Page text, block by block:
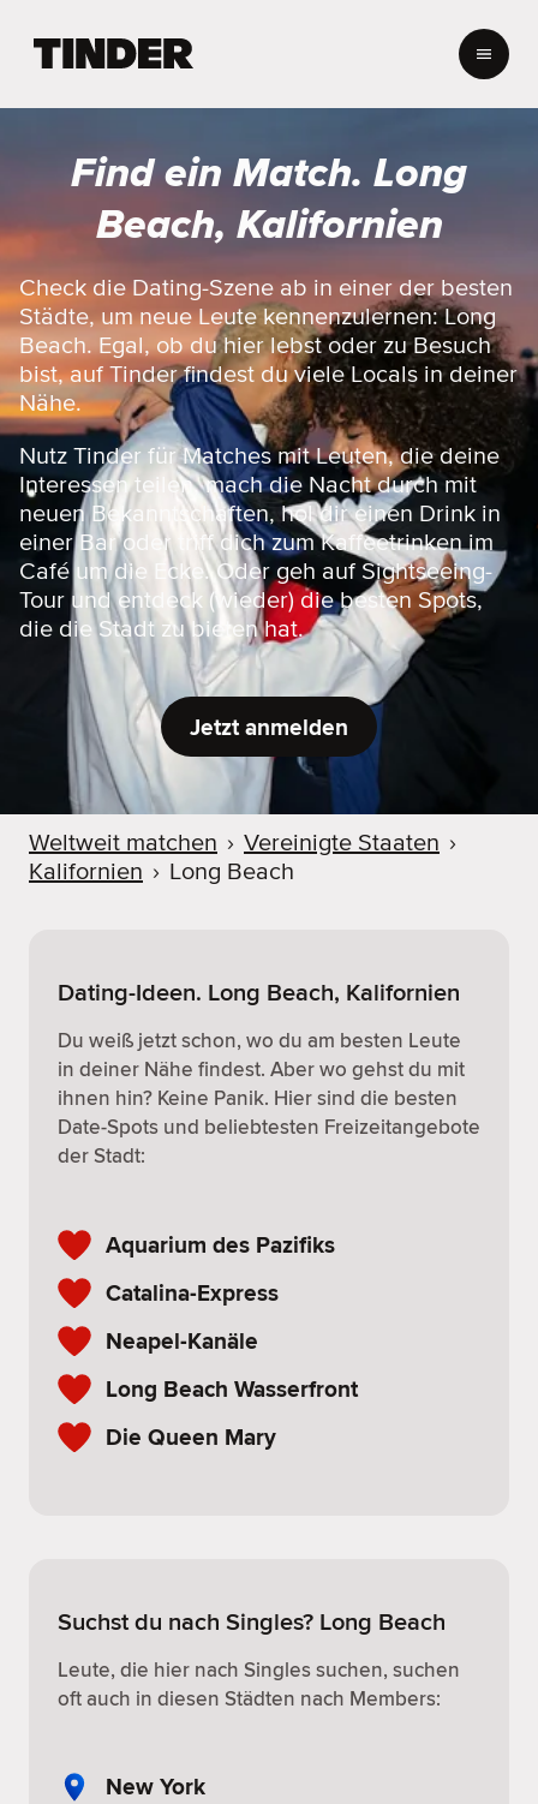
e
r
S
a
r
t
s
e
i
t
e
Find ein Match. Long
Beach, Kalifornien
Check die Dating-Szene ab in einer der besten
Städte, um neue Leute kennenzulernen: Long
Beach. Egal, ob du hier lebst oder zu Besuch
bist, auf Tinder findest du viele Locals in deiner
Nähe.
Nutz Tinder für Matches mit Leuten, die deine
Interessen teilen, mach die Nacht durch mit
neuen Bekanntschaften, hol dir einen Drink in
einer Bar oder triff dich zum Kaffeetrinken im
Café um die Ecke. Oder geh auf Sightseeing-
Tour und entdeck (wieder) die besten Spots,
die die Stadt zu bieten hat.
Jetzt anmelden
Weltweit matchen › Vereinigte Staaten ›
Kalifornien › Long Beach
Dating-Ideen. Long Beach, Kalifornien
Du weiß jetzt schon, wo du am besten Leute
in deiner Nähe findest. Aber wo gehst du mit
ihnen hin? Keine Panik. Hier sind die besten
Date-Spots und beliebtesten Freizeitangebote
der Stadt:
Aquarium des Pazifiks
Catalina-Express
Neapel-Kanäle
Long Beach Wasserfront
Die Queen Mary
Suchst du nach Singles? Long Beach
Leute, die hier nach Singles suchen, suchen
oft auch in diesen Städten nach Members:
New York